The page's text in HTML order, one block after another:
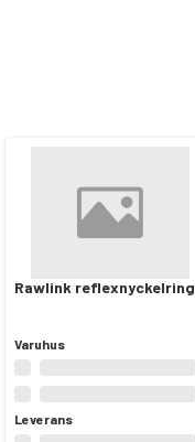
Rawlink reflexnyckelring
Varuhus
Leverans